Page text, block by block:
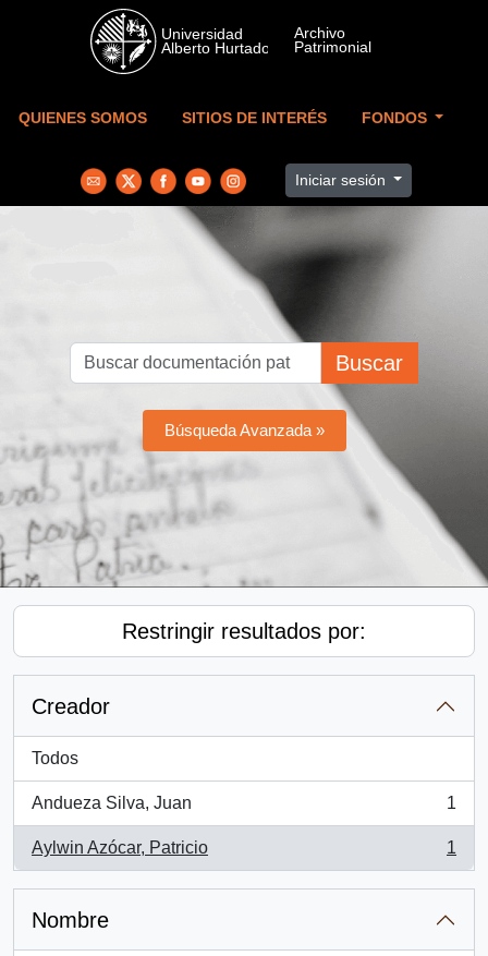
Skip to main content
QUIENES SOMOS SITIOS DE INTERÉS FONDOS
Iniciar sesión
Buscar
Búsqueda Avanzada »
Restringir resultados por:
Creador
Todos
Andueza Silva, Juan
, 1 resultados
1
Aylwin Azócar, Patricio
, 1 resultados
1
Nombre